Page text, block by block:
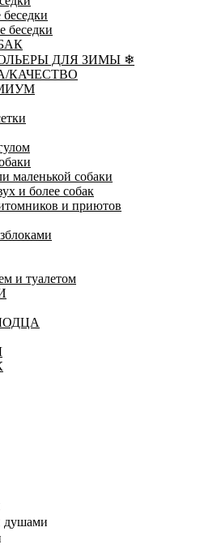
беседки
ДЛЯ ЗИМЫ ❄
КАЧЕСТВО
маленькой собаки
и более собак
и приютов
и туалетом
душами